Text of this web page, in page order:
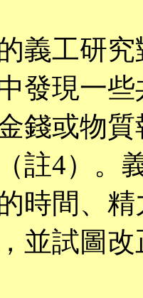
工研究
發現一
錢或物
註4）。
時間、
並試圖